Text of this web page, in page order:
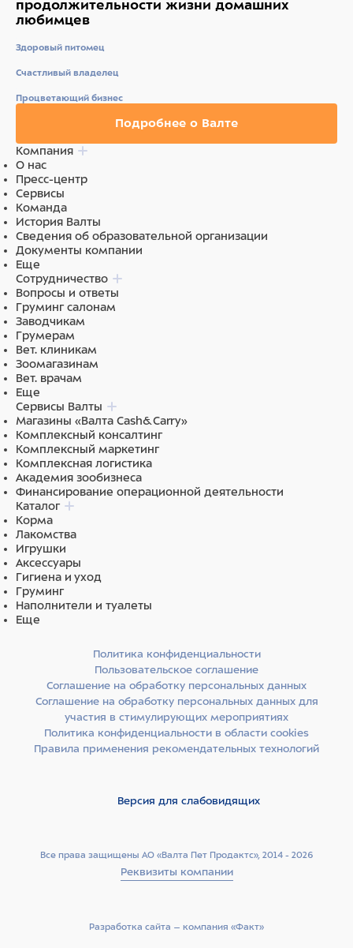
продолжительности жизни домашних
любимцев
Здоровый питомец
Счастливый владелец
Процветающий бизнес
Подробнее о Валте
Компания
О нас
Пресс-центр
Сервисы
Команда
История Валты
Сведения об образовательной организации
Документы компании
Еще
Сотрудничество
Вопросы и ответы
Груминг салонам
Заводчикам
Грумерам
Вет. клиникам
Зоомагазинам
Вет. врачам
Еще
Сервисы Валты
Магазины «Валта Cash&Carry»
Комплексный консалтинг
Комплексный маркетинг
Комплексная логистика
Академия зообизнеса
Финансирование операционной деятельности
Каталог
Корма
Лакомства
Игрушки
Аксессуары
Гигиена и уход
Груминг
Наполнители и туалеты
Еще
Все права защищены АО «Валта Пет Продактс», 2014 - 2026
Реквизиты компании
Политика конфиденциальности
Пользовательское соглашение
Соглашение на обработку персональных данных
Соглашение на обработку персональных данных для
участия в стимулирующих мероприятиях
Политика конфиденциальности в области cookies
Правила применения рекомендательных технологий
Версия для слабовидящих
Разработка сайта –­ компания «Факт»